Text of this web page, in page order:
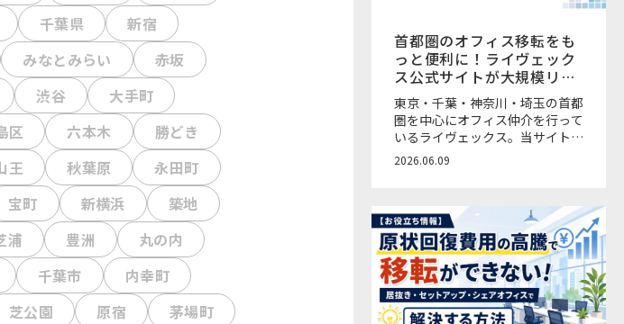
千葉県
新宿
みなとみらい
赤坂
渋谷
大手町
区 六本木
勝どき
王 秋葉原
永田町
宝町 新横浜
築地
浦 豊洲
丸の内
千葉市
内幸町
芝公園 原宿
茅場町
首都圏のオフィス移転をも
っと便利に！ライヴェック
ス公式サイトが大規模リニ
ューアル
東京・千葉・神奈川・埼玉の首都
圏を中心にオフィス仲介を行って
いるライヴェックス。当サイト
「OFFICE&（オフィスアン
ド）」を運営するオフィス移転仲
ェックスの公式サイトが大規模リ
ニューアルをいたしました。さら
に見やすく、物件の検索やお問い
合わせがしやすくなっています。
また、希望条件に合う新着物件が
随時メールで届く新機能
2026.06.09